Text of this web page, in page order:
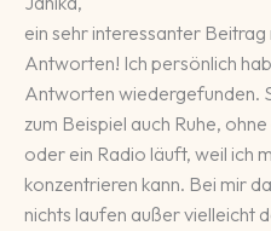
ein sehr interessanter
Antworten! Ich persönlich
Antworten wiedergefunden.
zum Beispiel auch Ruhe,
oder ein Radio läuft, weil ich
konzentrieren kann. Bei mir
nichts laufen außer vielleicht